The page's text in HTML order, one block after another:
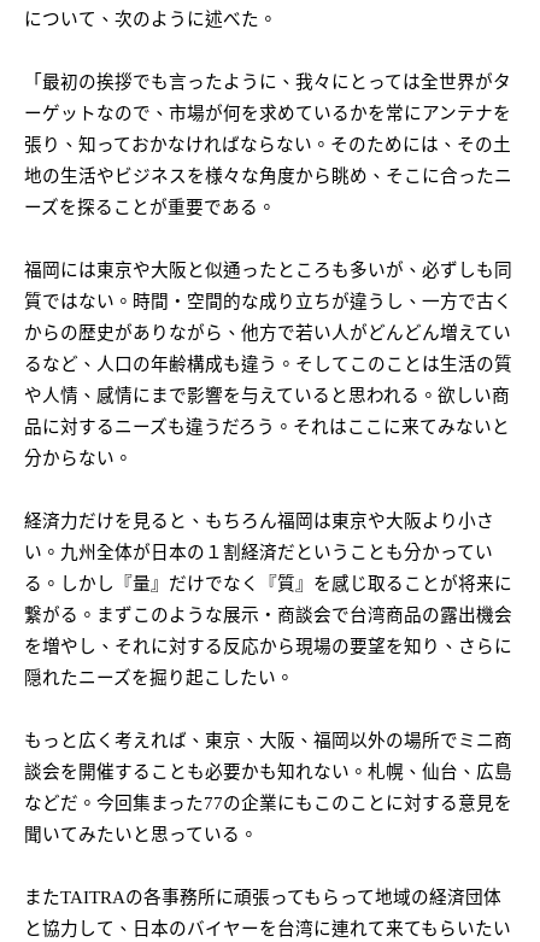
について、次のように述べた。
「最初の挨拶でも言ったように、我々にとっては全世界がタ
ーゲットなので、市場が何を求めているかを常にアンテナを
張り、知っておかなければならない。そのためには、その土
地の生活やビジネスを様々な角度から眺め、そこに合ったニ
ーズを探ることが重要である。
福岡には東京や大阪と似通ったところも多いが、必ずしも同
質ではない。時間・空間的な成り立ちが違うし、一方で古く
からの歴史がありながら、他方で若い人がどんどん増えてい
るなど、人口の年齢構成も違う。そしてこのことは生活の質
や人情、感情にまで影響を与えていると思われる。欲しい商
品に対するニーズも違うだろう。それはここに来てみないと
分からない。
経済力だけを見ると、もちろん福岡は東京や大阪より小さ
い。九州全体が日本の１割経済だということも分かってい
る。しかし『量』だけでなく『質』を感じ取ることが将来に
繋がる。まずこのような展示・商談会で台湾商品の露出機会
を増やし、それに対する反応から現場の要望を知り、さらに
隠れたニーズを掘り起こしたい。
もっと広く考えれば、東京、大阪、福岡以外の場所でミニ商
談会を開催することも必要かも知れない。札幌、仙台、広島
などだ。今回集まった77の企業にもこのことに対する意見を
聞いてみたいと思っている。
またTAITRAの各事務所に頑張ってもらって地域の経済団体
と協力して、日本のバイヤーを台湾に連れて来てもらいたい